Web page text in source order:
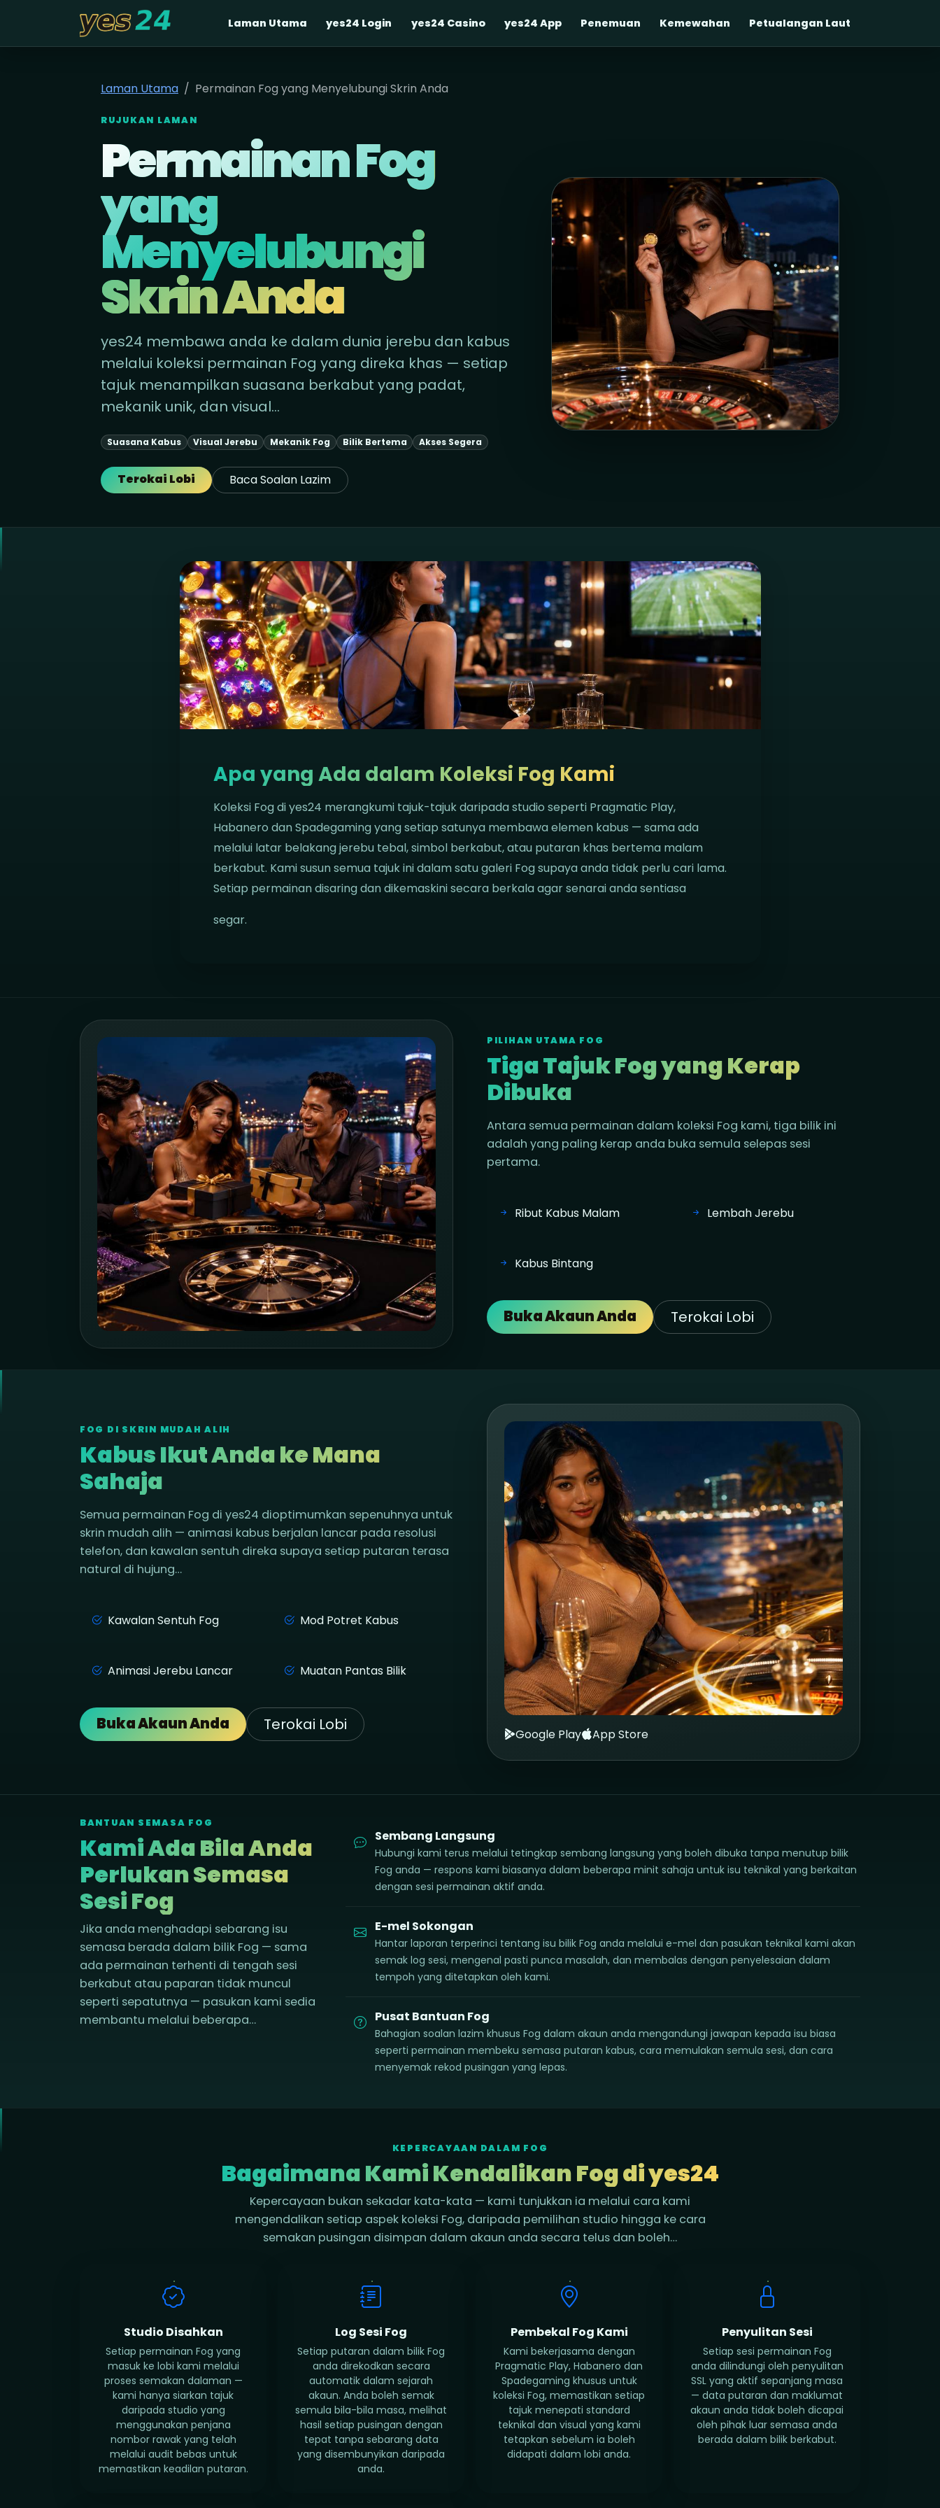
yes24 Laman Utama yes24 Login yes24 Casino yes24 App Penemuan Kemewahan Petualangan Laut
Laman Utama Permainan Fog yang Menyelubungi Skrin Anda
RUJUKAN LAMAN
Permainan Fog
yang
Menyelubungi
Skrin Anda
yes24 membawa anda ke dalam dunia jerebu dan kabus
melalui koleksi permainan Fog yang direka khas — setiap
tajuk menampilkan suasana berkabut yang padat,
mekanik unik, dan visual…
Suasana Kabus Visual Jerebu Mekanik Fog Bilik Bertema Akses Segera
Terokai Lobi Baca Soalan Lazim
Apa yang Ada dalam Koleksi Fog Kami
Koleksi Fog di yes24 merangkumi tajuk-tajuk daripada studio seperti Pragmatic Play,
Habanero dan Spadegaming yang setiap satunya membawa elemen kabus — sama ada
melalui latar belakang jerebu tebal, simbol berkabut, atau putaran khas bertema malam
berkabut. Kami susun semua tajuk ini dalam satu galeri Fog supaya anda tidak perlu cari lama.
Setiap permainan disaring dan dikemaskini secara berkala agar senarai anda sentiasa
segar.
PILIHAN UTAMA FOG
Tiga Tajuk Fog yang Kerap
Dibuka
Antara semua permainan dalam koleksi Fog kami, tiga bilik ini
adalah yang paling kerap anda buka semula selepas sesi
pertama.
Ribut Kabus Malam Lembah Jerebu
Kabus Bintang
Buka Akaun Anda Terokai Lobi
FOG DI SKRIN MUDAH ALIH
Kabus Ikut Anda ke Mana
Sahaja
Semua permainan Fog di yes24 dioptimumkan sepenuhnya untuk
skrin mudah alih — animasi kabus berjalan lancar pada resolusi
telefon, dan kawalan sentuh direka supaya setiap putaran terasa
natural di hujung…
Kawalan Sentuh Fog Mod Potret Kabus
Animasi Jerebu Lancar Muatan Pantas Bilik
Buka Akaun Anda Terokai Lobi
Google Play App Store
BANTUAN SEMASA FOG
Kami Ada Bila Anda
Perlukan Semasa
Sesi Fog
Jika anda menghadapi sebarang isu
semasa berada dalam bilik Fog — sama
ada permainan terhenti di tengah sesi
berkabut atau paparan tidak muncul
seperti sepatutnya — pasukan kami sedia
membantu melalui beberapa…
Sembang Langsung
Hubungi kami terus melalui tetingkap sembang langsung yang boleh dibuka tanpa menutup bilik
Fog anda — respons kami biasanya dalam beberapa minit sahaja untuk isu teknikal yang berkaitan
dengan sesi permainan aktif anda.
E-mel Sokongan
Hantar laporan terperinci tentang isu bilik Fog anda melalui e-mel dan pasukan teknikal kami akan
semak log sesi, mengenal pasti punca masalah, dan membalas dengan penyelesaian dalam
tempoh yang ditetapkan oleh kami.
Pusat Bantuan Fog
Bahagian soalan lazim khusus Fog dalam akaun anda mengandungi jawapan kepada isu biasa
seperti permainan membeku semasa putaran kabus, cara memulakan semula sesi, dan cara
menyemak rekod pusingan yang lepas.
KEPERCAYAAN DALAM FOG
Bagaimana Kami Kendalikan Fog di yes24
Kepercayaan bukan sekadar kata-kata — kami tunjukkan ia melalui cara kami
mengendalikan setiap aspek koleksi Fog, daripada pemilihan studio hingga ke cara
semakan pusingan disimpan dalam akaun anda secara telus dan boleh…
Studio Disahkan
Setiap permainan Fog yang
masuk ke lobi kami melalui
proses semakan dalaman —
kami hanya siarkan tajuk
daripada studio yang
menggunakan penjana
nombor rawak yang telah
melalui audit bebas untuk
memastikan keadilan putaran.
Log Sesi Fog
Setiap putaran dalam bilik Fog
anda direkodkan secara
automatik dalam sejarah
akaun. Anda boleh semak
semula bila-bila masa, melihat
hasil setiap pusingan dengan
tepat tanpa sebarang data
yang disembunyikan daripada
anda.
Pembekal Fog Kami
Kami bekerjasama dengan
Pragmatic Play, Habanero dan
Spadegaming khusus untuk
koleksi Fog, memastikan setiap
tajuk menepati standard
teknikal dan visual yang kami
tetapkan sebelum ia boleh
didapati dalam lobi anda.
Penyulitan Sesi
Setiap sesi permainan Fog
anda dilindungi oleh penyulitan
SSL yang aktif sepanjang masa
— data putaran dan maklumat
akaun anda tidak boleh dicapai
oleh pihak luar semasa anda
berada dalam bilik berkabut.